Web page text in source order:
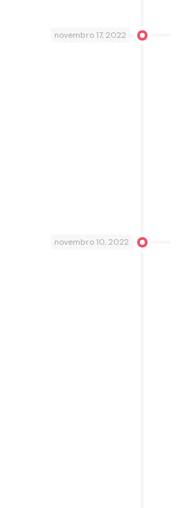
novembro 17, 2022
novembro 10, 2022